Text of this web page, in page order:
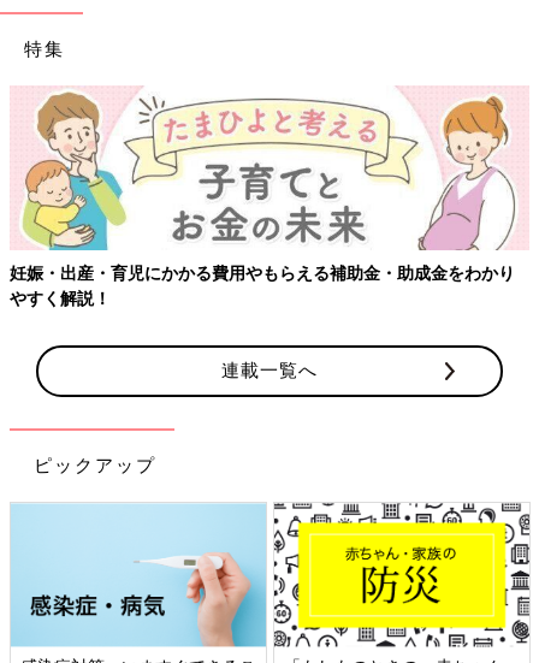
特集
妊娠・出産・育児にかかる費用やもらえる補助金・助成金をわかり
やすく解説！
連載一覧へ
ピックアップ